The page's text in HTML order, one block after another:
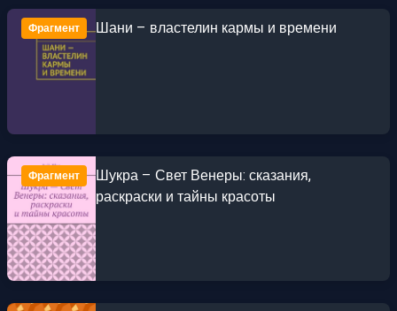
Фрагмент Шани – властелин кармы и времени
Фрагмент
Шукра – Свет Венеры: сказания,
раскраски и тайны красоты